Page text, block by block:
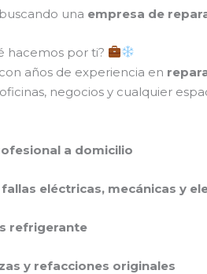
una empresa de
hacemos por ti?
años de experiencia en
negocios y cualquier
a domicilio
eléctricas, mecánicas y
refrigerante
y refacciones originales